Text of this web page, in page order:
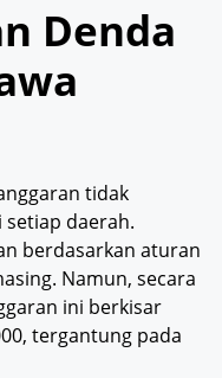
Denda
tidak
setiap daerah.
berdasarkan aturan
Namun, secara
ini berkisar
tergantung pada